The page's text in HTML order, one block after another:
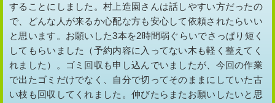
することにしました。村上造園さんは話しやすい方だったの
で、どんな人が来るか心配な方も安心して依頼されたらいい
と思います。お願いした3本を2時間弱ぐらいでさっぱり短く
してもらいました（予約内容に入ってない木も軽く整えてく
れました）。ゴミ回収も申し込んでいましたが、今回の作業
で出たゴミだけでなく、自分で切ってそのままにしていた古
い枝も回収してくれました。伸びたらまたお願いしたいと思